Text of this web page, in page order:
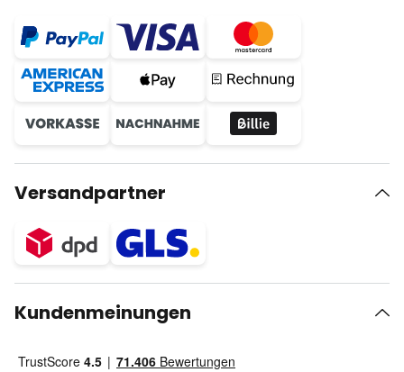
Versandpartner
Kundenmeinungen